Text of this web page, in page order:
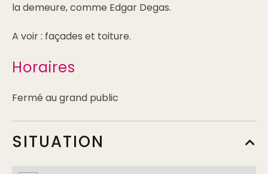
la demeure, comme Edgar Degas.
A voir : façades et toiture.
Horaires
Fermé au grand public
SITUATION